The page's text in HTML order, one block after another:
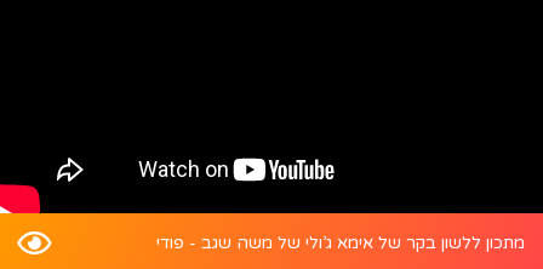
מתכון ללשון בקר של אימא ג’ולי של משה שגב - פודי